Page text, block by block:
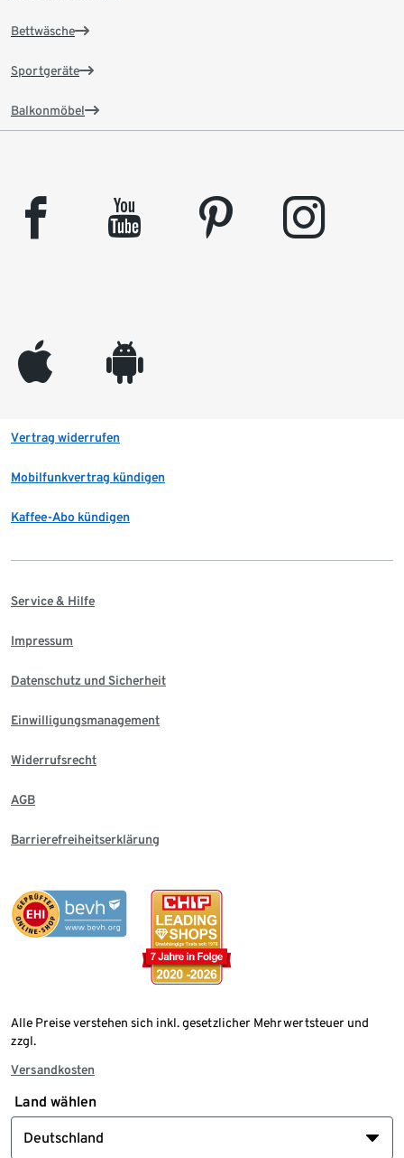
Bettwäsche
Sportgeräte
Balkonmöbel
facebook youtube pinterest instagram
appleinc android
Vertrag widerrufen
Mobilfunkvertrag kündigen
Kaffee-Abo kündigen
Service & Hilfe
Impressum
Datenschutz und Sicherheit
Einwilligungsmanagement
Widerrufsrecht
AGB
Barrierefreiheitserklärung
Alle Preise verstehen sich inkl. gesetzlicher Mehrwertsteuer und
zzgl.
Versandkosten
Land wählen
Deutschland